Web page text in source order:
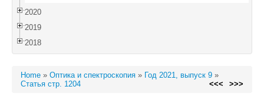
2020
2019
2018
Home » Оптика и спектроскопия » Год 2021, выпуск 9 »
Статья стр. 1204
<<< >>>